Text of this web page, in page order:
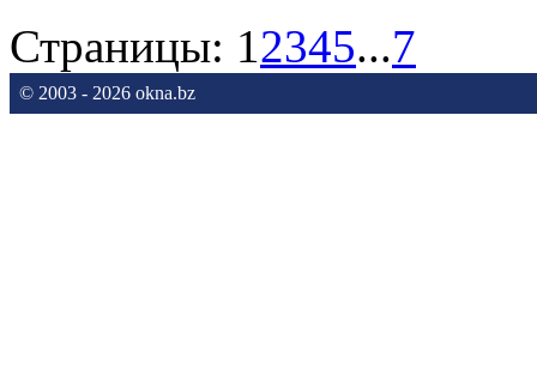
Страницы: 1 2345...7
© 2003 - 2026 okna.bz